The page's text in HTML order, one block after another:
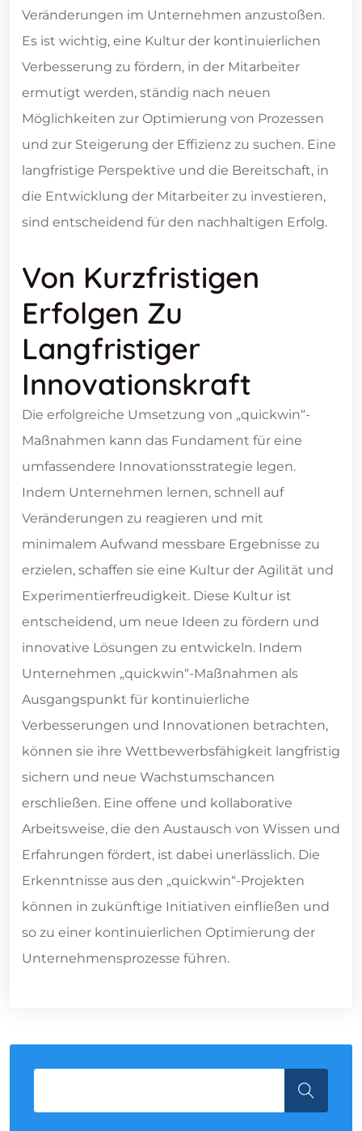
Veränderungen im Unternehmen anzustoßen.
Es ist wichtig, eine Kultur der kontinuierlichen
Verbesserung zu fördern, in der Mitarbeiter
ermutigt werden, ständig nach neuen
Möglichkeiten zur Optimierung von Prozessen
und zur Steigerung der Effizienz zu suchen. Eine
langfristige Perspektive und die Bereitschaft, in
die Entwicklung der Mitarbeiter zu investieren,
sind entscheidend für den nachhaltigen Erfolg.
Von Kurzfristigen
Erfolgen Zu
Langfristiger
Innovationskraft
Die erfolgreiche Umsetzung von „quickwin“-
Maßnahmen kann das Fundament für eine
umfassendere Innovationsstrategie legen.
Indem Unternehmen lernen, schnell auf
Veränderungen zu reagieren und mit
minimalem Aufwand messbare Ergebnisse zu
erzielen, schaffen sie eine Kultur der Agilität und
Experimentierfreudigkeit. Diese Kultur ist
entscheidend, um neue Ideen zu fördern und
innovative Lösungen zu entwickeln. Indem
Unternehmen „quickwin“-Maßnahmen als
Ausgangspunkt für kontinuierliche
Verbesserungen und Innovationen betrachten,
können sie ihre Wettbewerbsfähigkeit langfristig
sichern und neue Wachstumschancen
erschließen. Eine offene und kollaborative
Arbeitsweise, die den Austausch von Wissen und
Erfahrungen fördert, ist dabei unerlässlich. Die
Erkenntnisse aus den „quickwin“-Projekten
können in zukünftige Initiativen einfließen und
so zu einer kontinuierlichen Optimierung der
Unternehmensprozesse führen.